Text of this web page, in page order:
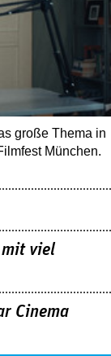
große Thema in
München.
mit viel
Cinema